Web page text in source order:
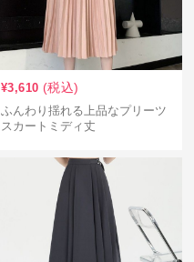
¥3,610 (税込)
ふんわり揺れる上品なプリーツ
スカートミディ丈